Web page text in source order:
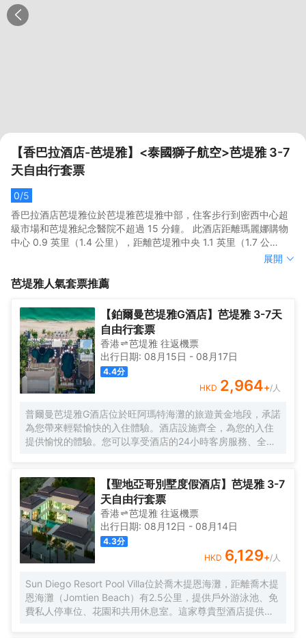
【香巴拉酒店-芭堤雅】<泰國獅子航空>芭堤雅 3-7
天自由行套票
0/5
香巴拉酒店芭堤雅位於芭堤雅芭堤雅中部，住客步行到密西中心超
級市場和芭堤雅紀念醫院不超過 15 分鐘。 此酒店距離瑪麗娜購物
中心 0.9 英里（1.4 公里），距離芭堤雅中央 1.1 英里（1.7 公
里）。 您可利用免費 WiFi、禮賓服務和宴會廳等便利服務和設施。
待在房間裏，享受酒店的部分時段客房送餐服務。想放鬆一下？這
7:00 至 11:00 提供收費的自助式早餐。 特色服務/設施包括24 小時
前台服務、前台保管箱和電梯。酒店提供免費自助停車。 有 128 間
空調客房提供迷你吧；您定能在旅途中找到家的舒適。提供免費無
線網絡，方便您與朋友保持聯繫。私人浴室提供免費洗浴用品和坐
浴桶。便利設施包括電話，以及保險箱和免費瓶裝水。
香巴拉酒店芭堤雅位於芭堤雅芭堤雅中部，住客步行到密西中心超
中心 0.9 英里（1.4 公里），距離芭堤雅中央 1.1 英里（1.7 公
您可以到餐廳享用一頓美餐；也可以去咖啡館吃些點心。或者可以
待在房間裏，享受酒店的部分時段客房送餐服務。想放鬆一下？這
裏有 2 間酒吧/酒廊供您選擇，可以小酌幾杯，輕鬆一下。每天
7:00 至 11:00 提供收費的自助式早餐。 特色服務/設施包括24 小時
前台服務、前台保管箱和電梯。酒店提供免費自助停車。 有 128 間
空調客房提供迷你吧；您定能在旅途中找到家的舒適。提供免費無
線網絡，方便您與朋友保持聯繫。私人浴室提供免費洗浴用品和坐
展開
芭堤雅人氣套票推薦
【鉑爾曼芭堤雅G酒店】芭堤雅 3-7天
自由行套票
香港 芭堤雅 往返機票
出行日期: 08月15日 - 08月17日
4.4分
HKD 2,964+/人
普爾曼芭堤雅G酒店位於旺阿瑪特海灘的旅遊黃金地段，承諾
為您帶來輕鬆愉快的入住體驗。酒店設施齊全，為您的入住
提供愉悅的體驗。您可以享受酒店的24小時客房服務、全房
茶、鏡子和秤。酒店寧靜的氛圍延伸至其休閒設施，包括私
人海灘、健身中心、戶外游泳池、水療中心和按摩服務。無
論您訪問芭堤雅的理由是什麼，普爾曼芭堤雅G酒店都會讓您
感到如同回到家一般。
【聖地亞哥別墅度假酒店】芭堤雅 3-7
天自由行套票
香港 芭堤雅 往返機票
出行日期: 08月12日 - 08月14日
4.3分
HKD 6,129+/人
Sun Diego Resort Pool Villa位於喬木提恩海灘，距離喬木提
恩海灘（Jomtien Beach）有2.5公里，提供戶外游泳池、免
費私人停車位、花園和共用休息室。這家尊貴型酒店提供共